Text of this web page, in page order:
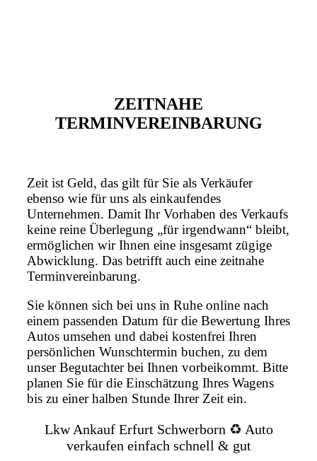
ZEITNAHE
TERMINVEREINBARUNG
Zeit ist Geld, das gilt für Sie als Verkäufer
ebenso wie für uns als einkaufendes
Unternehmen. Damit Ihr Vorhaben des Verkaufs
keine reine Überlegung „für irgendwann“ bleibt,
ermöglichen wir Ihnen eine insgesamt zügige
Abwicklung. Das betrifft auch eine zeitnahe
Terminvereinbarung.
Sie können sich bei uns in Ruhe online nach
einem passenden Datum für die Bewertung Ihres
Autos umsehen und dabei kostenfrei Ihren
persönlichen Wunschtermin buchen, zu dem
unser Begutachter bei Ihnen vorbeikommt. Bitte
planen Sie für die Einschätzung Ihres Wagens
bis zu einer halben Stunde Ihrer Zeit ein.
Lkw Ankauf Erfurt Schwerborn ♻️ Auto
verkaufen einfach schnell & gut